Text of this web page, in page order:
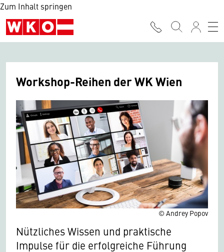
Zum Inhalt springen
© Andrey Popov
Workshop-Reihen der WK Wien
Nützliches Wissen und praktische
Impulse für die erfolgreiche Führung